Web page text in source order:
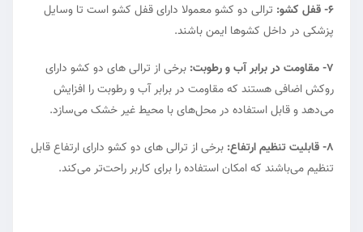
6- قفل کشو:
ترالی دو کشو معمولا دارای قفل کشو است تا وسایل
پزشکی در داخل کشوها ایمن باشند.
7- مقاومت در برابر آب و رطوبت:
برخی از ترالی های دو کشو دارای
روکش اضافی هستند که مقاومت در برابر آب و رطوبت را افزایش
می‌دهد و قابل استفاده در محل‌های با محیط غیر خشک می‌سازد.
8- قابلیت تنظیم ارتفاع:
برخی از ترالی های دو کشو دارای ارتفاع قابل
تنظیم می‌باشند که امکان استفاده را برای کاربر راحت‌تر می‌کند.